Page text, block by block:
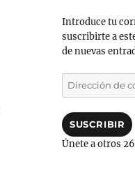
Introduce tu
suscribirte a
de nuevas
Dirección
de
electrónico
SUSCRIBIR
Únete a otros